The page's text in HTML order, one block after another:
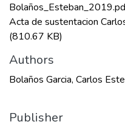
Acta de sustentacion
(810.67 KB)
Authors
Bolaños Garcia, Carlos
Publisher